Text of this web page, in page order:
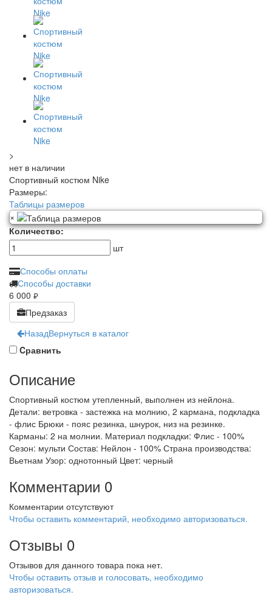
>
нет в наличии
Спортивный костюм Nike
Размеры:
Таблицы размеров
×
Количество:
шт
Способы оплаты
Способы доставки
6 000 руб.
Предзаказ
НазадВернуться в каталог
Cравнить
Описание
Спортивный костюм утепленный, выполнен из нейлона.
Детали: ветровка - застежка на молнию, 2 кармана, подкладка
- флис Брюки - пояс резинка, шнурок, низ на резинке.
Карманы: 2 на молнии. Материал подкладки: Флис - 100%
Сезон: мульти Состав: Нейлон - 100% Страна производства:
Вьетнам Узор: однотонный Цвет: черный
Комментарии 0
Комментарии отсутствуют
Чтобы оставить комментарий, необходимо авторизоваться.
Отзывы 0
Отзывов для данного товара пока нет.
Чтобы оcтавить отзыв и голосовать, необходимо
авторизоваться.